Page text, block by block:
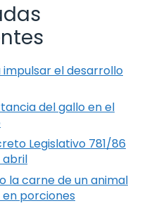
impulsar el desarrollo
del gallo en el
Legislativo 781/86
abril
la carne de un animal
porciones